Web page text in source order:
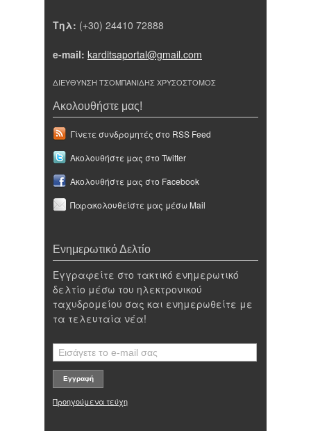
Τηλ: (+30) 24410 72888
e-mail: karditsaportal@gmail.com
ΔΙΕΥΘΥΝΣΗ ΤΣΟΜΠΑΝΙΔΗΣ ΧΡΥΣΟΣΤΟΜΟΣ
Ακολουθήστε μας!
Γίνετε συνδρομητές στο RSS Feed
Ακολουθήστε μας στο Twitter
Ακολουθήστε μας στο Facebook
Παρακολουθείστε μας μέσω Mail
Ενημερωτικό Δελτίο
Εγγραφείτε στο τακτικό ενημερωτικό
δελτίο μέσω του ηλεκτρονικού
ταχυδρομείου σας και ενημερωθείτε με
τα τελευταία νέα!
Προηγούμενα τεύχη